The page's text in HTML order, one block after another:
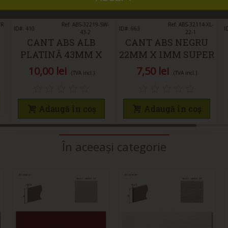
Îmi place
ID#: 410
Ref: ABS-32219-SW-
43-2
CANT ABS ALB
PLATINĂ 43MM X
2MM
10,00 lei (TVA incl.)
Adaugă în coș
Îmi place
ID#: 663
Ref: ABS-32114-XL-
22-1
CANT ABS NEGRU
22MM X 1MM SUPER
LUCIOS
7,50 lei (TVA incl.)
Adaugă în coș
În aceeași categorie